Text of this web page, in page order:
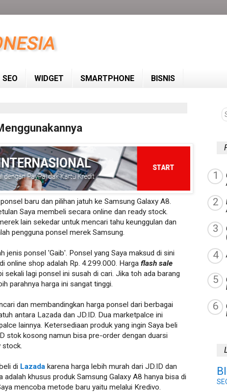
SEO WIDGET SMARTPHONE BISNIS
baru dan pilihan jatuh ke Samsung Galaxy A8.
Saya membeli secara online dan ready stock.
lain sekedar untuk mencari tahu keunggulan dan
pengguna ponsel merek Samsung.
jenis ponsel 'Gaib'. Ponsel yang Saya maksud di sini
online shop adalah Rp. 4.299.000. Harga flash sale
sekali lagi ponsel ini susah di cari. Jika toh ada barang
parahnya harga ini sangat tinggi.
dan membandingkan harga ponsel dari berbagai
antara Lazada dan JD.ID. Dua marketpalce ini
lainnya. Ketersediaan produk yang ingin Saya beli
stok kosong namun bisa pre-order dengan duarsi
di Lazada karena harga lebih murah dari JD.ID dan
adalah khusus produk Samsung Galaxy A8 hanya bisa di
mencoba metode baru yaitu melalui Kredivo.